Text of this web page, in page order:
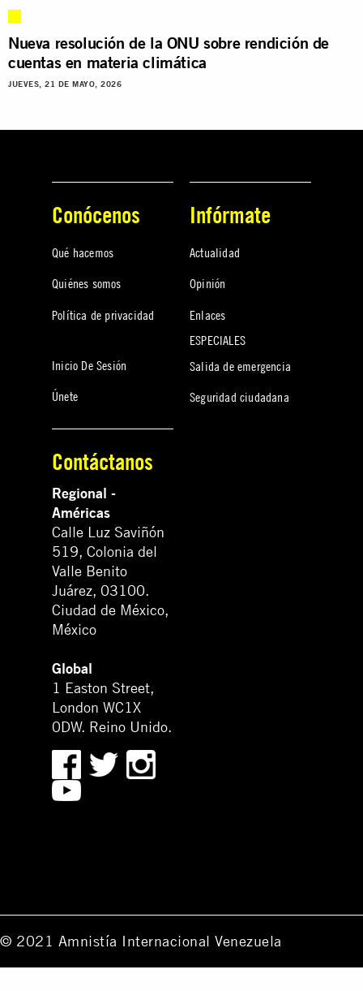
Nueva resolución de la ONU sobre rendición de
cuentas en materia climática
JUEVES, 21 DE MAYO, 2026
Conócenos
Qué hacemos
Quiénes somos
Política de privacidad
Inicio De Sesión
Únete
Infórmate
Actualidad
Opinión
Enlaces
ESPECIALES
Salida de emergencia
Seguridad ciudadana
Contáctanos
Regional -
Américas
Calle Luz Saviñón
519, Colonia del
Valle Benito
Juárez, 03100.
Ciudad de México,
México
Global
1 Easton Street,
London WC1X
0DW. Reino Unido.
© 2021 Amnistía Internacional Venezuela